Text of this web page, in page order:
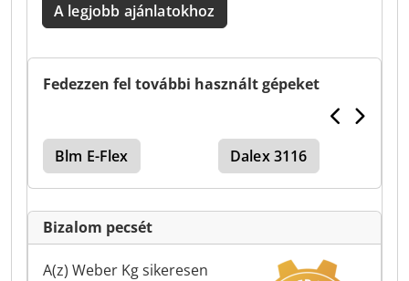
A legjobb ajánlatokhoz
Fedezzen fel további használt gépeket
Blm E-Flex Dalex 3116
Bizalom pecsét
A(z) Weber Kg sikeresen